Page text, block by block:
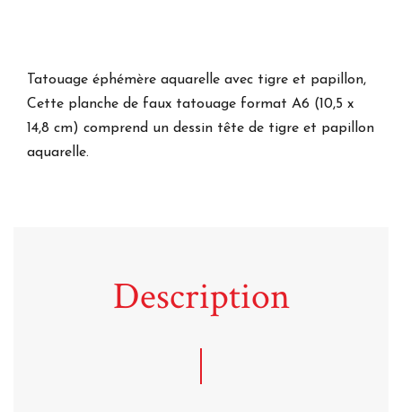
Tatouage éphémère aquarelle avec tigre et papillon,
Cette planche de faux tatouage format A6 (10,5 x
14,8 cm) comprend un dessin tête de tigre et papillon
aquarelle.
Description